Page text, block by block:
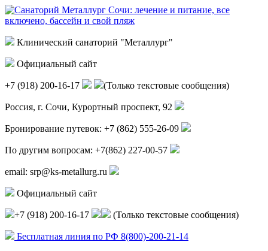
Клинический санаторий "Металлург"
Официальный сайт
+7 (918) 200-16-17 (Только текстовые сообщения)
Россия, г. Сочи, Курортный проспект, 92
Бронирование путевок: +7 (862) 555-26-09
По другим вопросам: +7(862) 227-00-57
email: srp@ks-metallurg.ru
Официальный сайт
+7 (918) 200-16-17 (Только текстовые сообщения)
Бесплатная линия по РФ 8(800)-200-21-14